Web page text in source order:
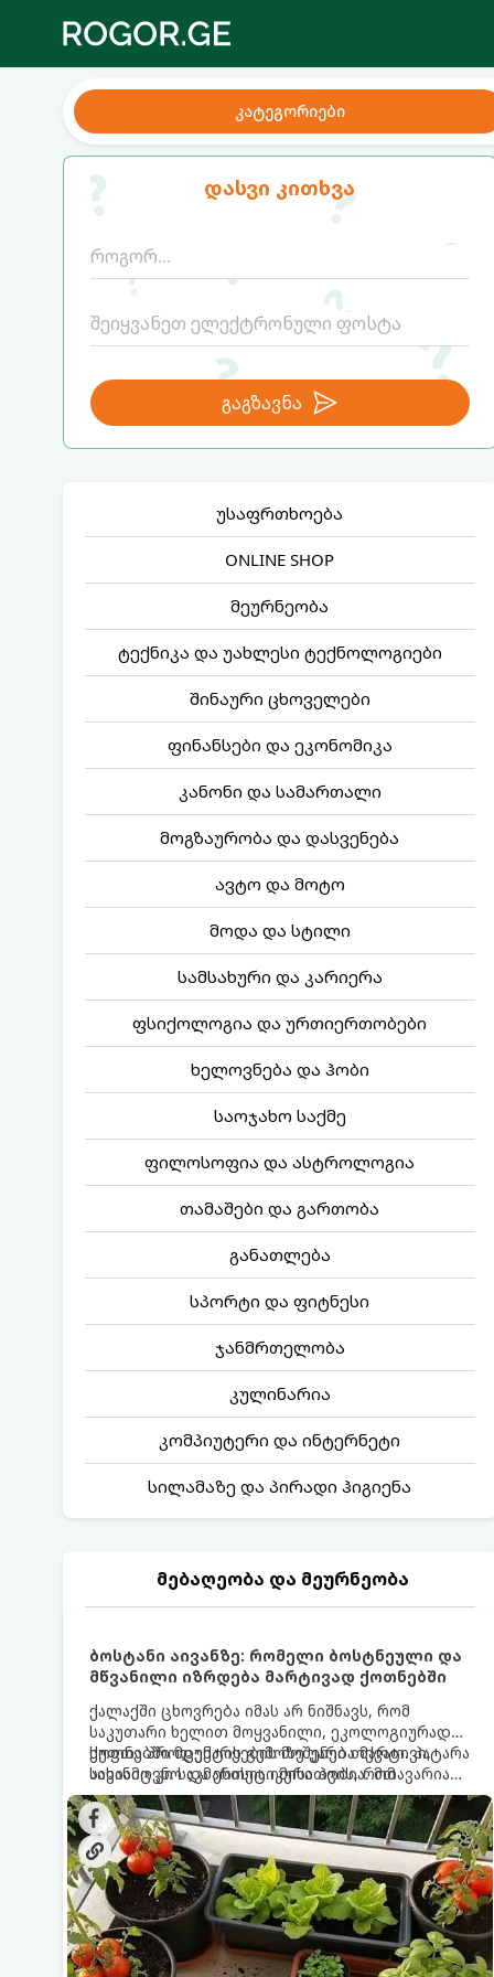
კატეგორიები
დასვი კითხვა
გაგზავნა
უსაფრთხოება
ONLINE SHOP
მეურნეობა
ტექნიკა და უახლესი ტექნოლოგიები
შინაური ცხოველები
ფინანსები და ეკონომიკა
კანონი და სამართალი
მოგზაურობა და დასვენება
ავტო და მოტო
მოდა და სტილი
სამსახური და კარიერა
ფსიქოლოგია და ურთიერთობები
ხელოვნება და ჰობი
საოჯახო საქმე
ფილოსოფია და ასტროლოგია
თამაშები და გართობა
განათლება
სპორტი და ფიტნესი
ჯანმრთელობა
კულინარია
კომპიუტერი და ინტერნეტი
სილამაზე და პირადი ჰიგიენა
მებაღეობა და მეურნეობა
ბოსტანი აივანზე: რომელი ბოსტნეული და
მწვანილი იზრდება მარტივად ქოთნებში
ქალაქში ცხოვრება იმას არ ნიშნავს, რომ
საკუთარი ხელით მოყვანილი, ეკოლოგიურად
სუფთა პროდუქტის გემოზე უარი თქვათ. პატარა
აივანიც კი საკმარისია იმისათვის, რომ
მოიწყოთ მინი-ბოსტანი, საიდანაც
ყოველდღიურად ახალ, არომატულ მწვანილსა
და ბოსტნეულს მოკრეფთ.
ქოთნებში მცენარეების მოშენება მარტივი,
სასიამოვნო და ესთეტიკური ჰობია. მთავარია
იცოდეთ, რომელი კულტურები ეგუებიან
ქოთნის პირობებს ყველაზე კარგად და როგორ
მოუაროთ მათ სწორად.